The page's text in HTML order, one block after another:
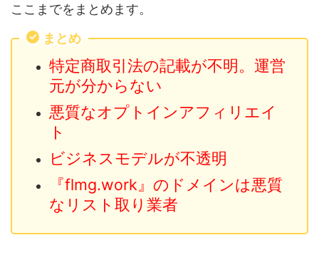
ここまでをまとめます。
まとめ
特定商取引法の記載が不明。運営
元が分からない
悪質なオプトインアフィリエイ
ト
ビジネスモデルが不透明
『flmg.work』のドメインは悪質
なリスト取り業者